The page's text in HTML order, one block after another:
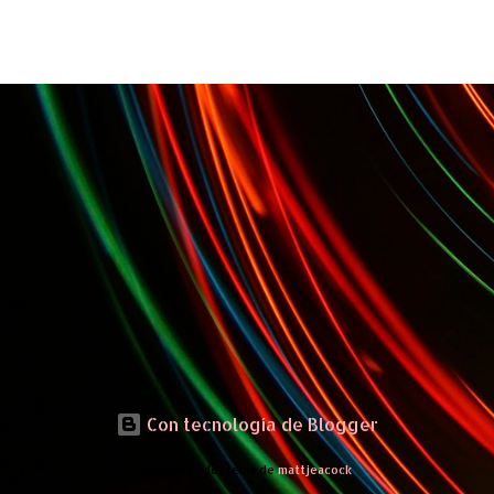
Con tecnología de Blogger
Imágenes del tema demattjeacock